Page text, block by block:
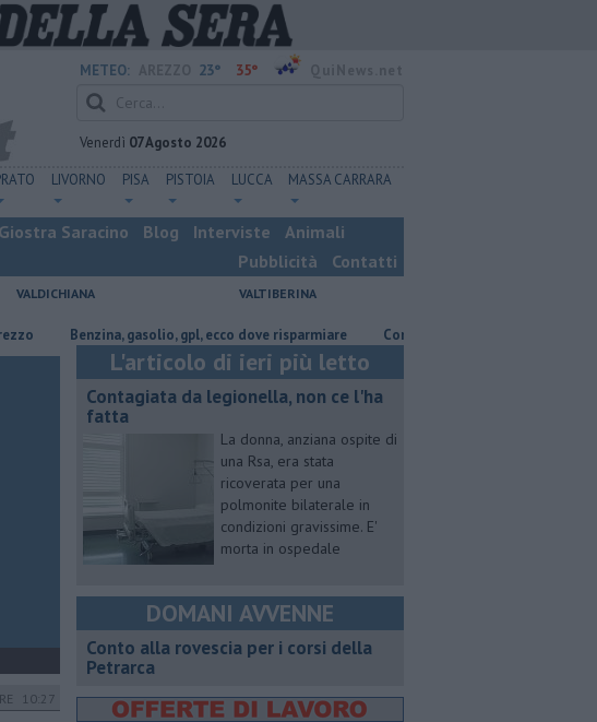
METEO: 23° 35°
Venerdì 07 Agosto 2026
LIVORNO PISA PISTOIA LUCCA MASSA CARRARA
Giostra Saracino Blog Interviste
Animali
Pubblicità
Contatti
VALDICHIANA VALTIBERINA
​Benzina, gasolio, gpl, ecco dove risparmiare Contagiata da legionella, non ce l'ha
10:27
L'articolo di ieri più letto
Contagiata da legionella, non ce l'ha
fatta
La donna, anziana ospite di
una Rsa, era stata
ricoverata per una
polmonite bilaterale in
condizioni gravissime. E'
morta in ospedale
DOMANI AVVENNE
​Conto alla rovescia per i corsi della
Petrarca